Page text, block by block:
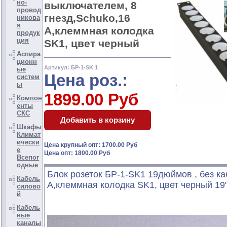
но-
провод
никова
я
продук
ция
Аспира
ционн
ые
систем
ы
Компон
енты
СКС
Шкафы
Климат
ически
е
Всепог
одные
Кабель
силово
й
Кабель
ные
каналы
выключателем, 8
гнезд,Schuko,16
A,клеммная колодка
SK1, цвет черный
Артикул: БР-1-SK 1
Цена роз.:
1899.00 Руб
Цена крупный опт: 1700.00 Руб
Цена опт: 1800.00 Руб
Блок розеток БР-1-SK1 19дюймов , без
A,клеммная колодка SK1, цвет черный